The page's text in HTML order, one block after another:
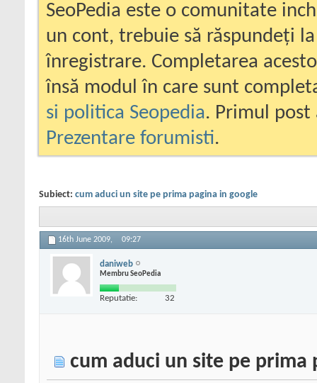
SeoPedia este o comunitate
un cont, trebuie să răspundeți
înregistrare. Completarea
însă modul în care sunt
si politica Seopedia. Primul
Prezentare forumisti.
Subiect: cum aduci un site pe prima pagina in google
16th June 2009, 09:27
daniweb
Membru SeoPedia
Reputatie: 32
cum aduci un site pe prima